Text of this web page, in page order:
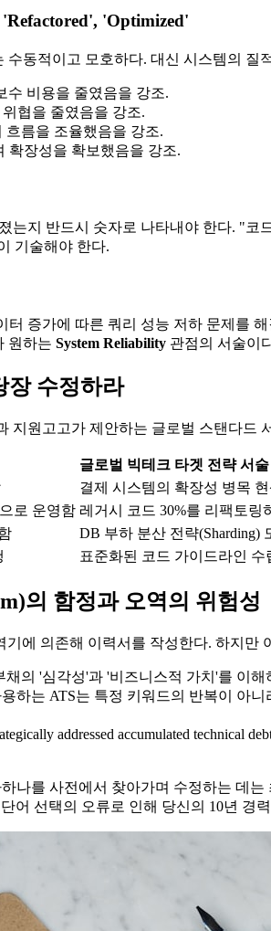
'Optimized'
수동적이고 모호하다. 대신 시스템의
수 비용을 줄였음을 강조.
협을 줄였음을 강조.
흐름을 조율했음을 강조.
확장성을 확보했음을 강조.
는지 반드시 숫자로 나타내야 한다. "
기술해야 한다.
증가에 따른 쿼리 성능 저하 문제를
원하는 System Reliability 관점의 서술이
장 수정하라
지원고고가 제안하는 글로벌 스탠다드
글로벌 빅테크 타겟 전략 서
결제 시스템의 확장성 병목
로 운영함 레거시 코드 30%를 리팩토
DB 부하 분산 전략(Sharding)
표준화된 코드 가이드라인 수
의 함정과 오역의 위험성
기에 의존해 이력서를 작성한다. 하지만
의 '심각성'과 '비즈니스적 가치'를 이
하는 ATS는 특정 키워드의 반복이 아
addressed accumulated
나를 사전에서 찾아가며 수정하는 데
어 선택의 오류로 인해 당신의 10년